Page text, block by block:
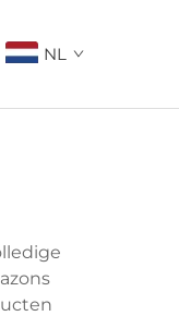
NL